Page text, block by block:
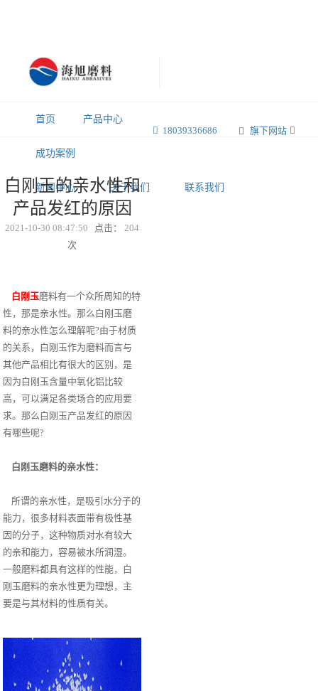
旗下网站
18039336686
首页 产品中心
成功案例
新闻中心 关于我们 联系我们
白刚玉的亲水性和
产品发红的原因
2021-10-30 08:47:50 点击： 204
次
白刚玉磨料有一个众所周知的特
性，那是亲水性。那么白刚玉磨
料的亲水性怎么理解呢?由于材质
的关系，白刚玉作为磨料而言与
其他产品相比有很大的区别，是
因为白刚玉含量中氧化铝比较
高，可以满足各类场合的应用要
求。那么白刚玉产品发红的原因
有哪些呢?
白刚玉磨料的亲水性：
所谓的亲水性，是吸引水分子的
能力，很多材料表面带有极性基
因的分子，这种物质对水有较大
的亲和能力，容易被水所润湿。
一般磨料都具有这样的性能，白
刚玉磨料的亲水性更为理想，主
要是与其材料的性质有关。